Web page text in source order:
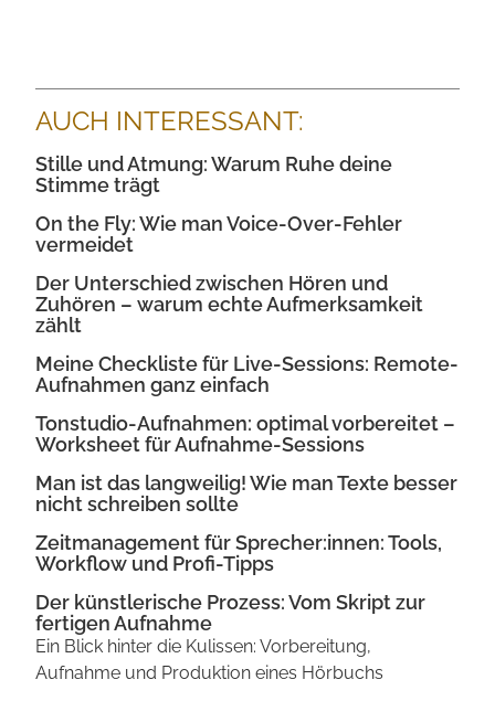
AUCH INTERESSANT:
Stille und Atmung: Warum Ruhe deine
Stimme trägt
On the Fly: Wie man Voice-Over-Fehler
vermeidet
Der Unterschied zwischen Hören und
Zuhören – warum echte Aufmerksamkeit
zählt
Meine Checkliste für Live-Sessions: Remote-
Aufnahmen ganz einfach
Tonstudio-Aufnahmen: optimal vorbereitet –
Worksheet für Aufnahme-Sessions
Man ist das langweilig! Wie man Texte besser
nicht schreiben sollte
Zeitmanagement für Sprecher:innen: Tools,
Workflow und Profi-Tipps
Der künstlerische Prozess: Vom Skript zur
fertigen Aufnahme
Ein Blick hinter die Kulissen: Vorbereitung,
Aufnahme und Produktion eines Hörbuchs